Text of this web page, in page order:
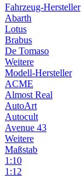
Fahrzeug-Hersteller
Abarth
Lotus
Brabus
De Tomaso
Weitere
Modell-Hersteller
ACME
Almost Real
AutoArt
Autocult
Avenue 43
Weitere
Maßstab
1:10
1:12